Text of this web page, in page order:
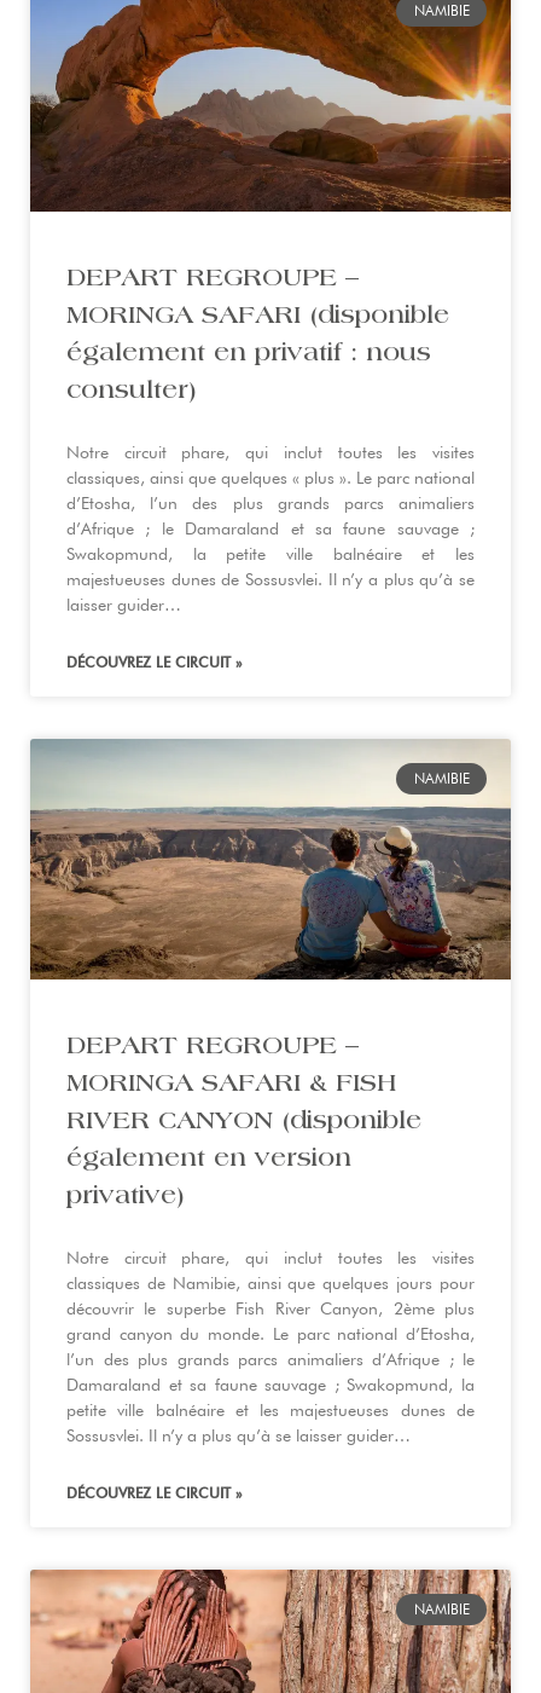
NAMIBIE
DEPART REGROUPE –
MORINGA SAFARI (disponible
également en privatif : nous
consulter)
Notre circuit phare, qui inclut toutes les visites
classiques, ainsi que quelques « plus ». Le parc national
d’Etosha, l’un des plus grands parcs animaliers
d’Afrique ; le Damaraland et sa faune sauvage ;
Swakopmund, la petite ville balnéaire et les
majestueuses dunes de Sossusvlei. Il n’y a plus qu’à se
laisser guider…
DÉCOUVREZ LE CIRCUIT »
NAMIBIE
DEPART REGROUPE –
MORINGA SAFARI & FISH
RIVER CANYON (disponible
également en version
privative)
Notre circuit phare, qui inclut toutes les visites
classiques de Namibie, ainsi que quelques jours pour
découvrir le superbe Fish River Canyon, 2ème plus
grand canyon du monde. Le parc national d’Etosha,
l’un des plus grands parcs animaliers d’Afrique ; le
Damaraland et sa faune sauvage ; Swakopmund, la
petite ville balnéaire et les majestueuses dunes de
Sossusvlei. Il n’y a plus qu’à se laisser guider…
DÉCOUVREZ LE CIRCUIT »
NAMIBIE